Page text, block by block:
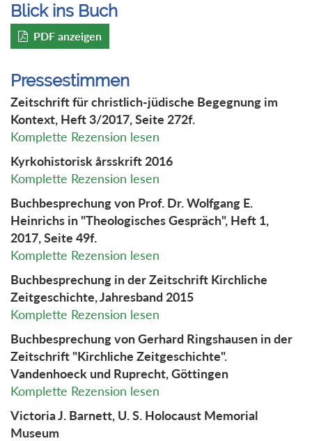
Blick ins Buch
PDF anzeigen
Pressestimmen
Zeitschrift für christlich-jüdische Begegnung im
Kontext, Heft 3/2017, Seite 272f.
Komplette Rezension lesen
Kyrkohistorisk årsskrift 2016
Komplette Rezension lesen
Buchbesprechung von Prof. Dr. Wolfgang E.
Heinrichs in "Theologisches Gespräch", Heft 1,
2017, Seite 49f.
Komplette Rezension lesen
Buchbesprechung in der Zeitschrift Kirchliche
Zeitgeschichte, Jahresband 2015
Komplette Rezension lesen
Buchbesprechung von Gerhard Ringshausen in der
Zeitschrift "Kirchliche Zeitgeschichte".
Vandenhoeck und Ruprecht, Göttingen
Komplette Rezension lesen
Victoria J. Barnett, U. S. Holocaust Memorial
Museum